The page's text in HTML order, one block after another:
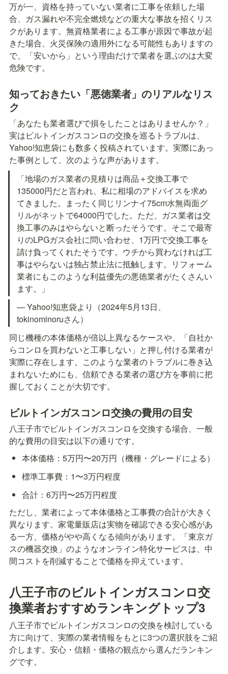
万が一、資格を持っていない業者に工事を依頼した場
合、ガス漏れや不完全燃焼などの重大な事故を招くリス
クがあります。無資格業者による工事が原因で事故が起
きた場合、火災保険の適用外になる可能性もありますの
で、「安いから」という理由だけで業者を選ぶのは大変
危険です。
知っておきたい「悪徳業者」のリアルなリス
ク
「あなたも業者選びで損をしたことはありませんか？」
実はビルトインガスコンロの交換を巡るトラブルは、
Yahoo!知恵袋にも数多く投稿されています。実際にあっ
た事例として、次のような声があります。
「地場のガス業者の見積りは商品＋交換工事で
135000円だと言われ、私に相場のアドバイスを求め
てきました。まったく同じリンナイ75cm水無両面グ
リルがネットで64000円でした。ただ、ガス業者は交
換工事のみはやらないと断ったそうです。そこで最寄
りのLPGガス会社に問い合わせ、1万円で交換工事を
請け負ってくれたそうです。ウチから買わなければ工
事はやらないは独占禁止法に抵触します。リフォーム
業者にもこのような利益優先の悪徳業者がたくさんい
ます。」
— Yahoo!知恵袋より（2024年5月13日、
tokinominoruさん）
同じ機種の本体価格が倍以上異なるケースや、「自社か
らコンロを買わないと工事しない」と押し付ける業者が
実際に存在します。このような業者のトラブルに巻き込
まれないためにも、信頼できる業者の選び方を事前に把
握しておくことが大切です。
ビルトインガスコンロ交換の費用の目安
八王子市でビルトインガスコンロを交換する場合、一般
的な費用の目安は以下の通りです。
本体価格：5万円〜20万円（機種・グレードによる）
標準工事費：1〜3万円程度
合計：6万円〜25万円程度
ただし、業者によって本体価格と工事費の合計が大きく
異なります。家電量販店は実物を確認できる安心感があ
る一方、価格がやや高くなる傾向があります。「東京ガ
スの機器交換」のようなオンライン特化サービスは、中
間コストを削減することで価格を抑えています。
八王子市のビルトインガスコンロ交
換業者おすすめランキングトップ3
八王子市でビルトインガスコンロの交換を検討している
方に向けて、実際の業者情報をもとに3つの選択肢をご紹
介します。安心・信頼・価格の観点から選んだランキン
グです。